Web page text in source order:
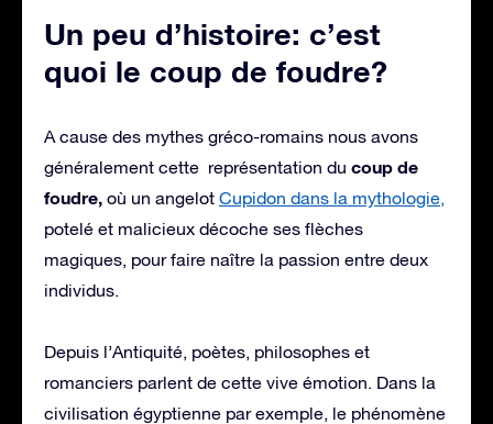
Un peu d’histoire: c’est
quoi le coup de foudre?
A cause des mythes gréco-romains nous avons
généralement cette représentation du coup de
foudre, où un angelot Cupidon dans la mythologie,
potelé et malicieux décoche ses flèches
magiques, pour faire naître la passion entre deux
individus.
Depuis l’Antiquité, poètes, philosophes et
romanciers parlent de cette vive émotion. Dans la
civilisation égyptienne par exemple, le phénomène